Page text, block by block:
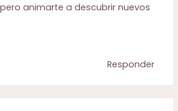
animarte a descubrir nuevos
Responder